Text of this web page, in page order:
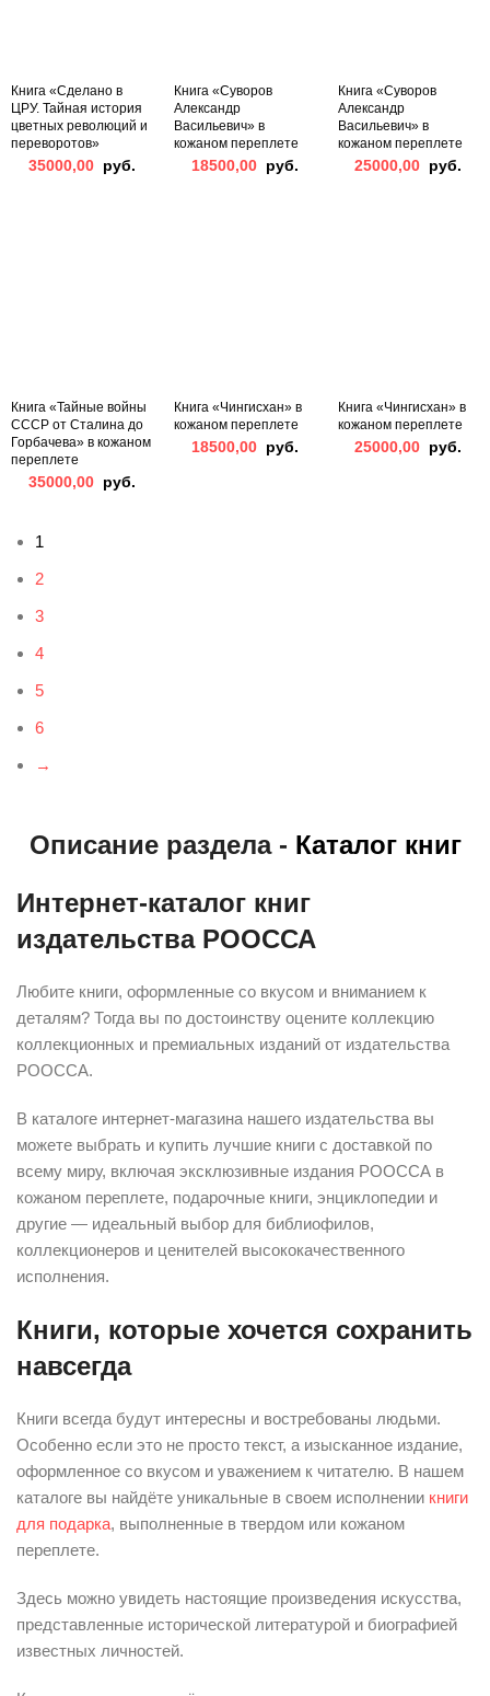
Книга «Сделано в
ЦРУ. Тайная история
цветных революций и
переворотов»
35000,00 руб.
Книга «Суворов
Александр
Васильевич» в
кожаном переплете
18500,00 руб.
Книга «Суворов
Александр
Васильевич» в
кожаном переплете
25000,00 руб.
Книга «Тайные войны
СССР от Сталина до
Горбачева» в кожаном
переплете
35000,00 руб.
Книга «Чингисхан» в
кожаном переплете
18500,00 руб.
Книга «Чингисхан» в
кожаном переплете
25000,00 руб.
1
2
3
4
5
6
→
Описание раздела - Каталог книг
Интернет-каталог книг
издательства РООССА
Любите книги, оформленные со вкусом и вниманием к
деталям? Тогда вы по достоинству оцените коллекцию
коллекционных и премиальных изданий от издательства
РООССА.
В каталоге интернет-магазина нашего издательства вы
можете выбрать и купить лучшие книги с доставкой по
всему миру, включая эксклюзивные издания РООССА в
кожаном переплете, подарочные книги, энциклопедии и
другие — идеальный выбор для библиофилов,
коллекционеров и ценителей высококачественного
исполнения.
Книги, которые хочется сохранить
навсегда
Книги всегда будут интересны и востребованы людьми.
Особенно если это не просто текст, а изысканное издание,
оформленное со вкусом и уважением к читателю. В нашем
каталоге вы найдёте уникальные в своем исполнении книги
для подарка, выполненные в твердом или кожаном
переплете.
Здесь можно увидеть настоящие произведения искусства,
представленные исторической литературой и биографией
известных личностей.